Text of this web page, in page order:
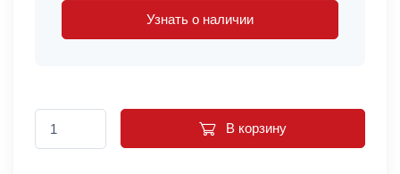
Узнать о наличии
В корзину